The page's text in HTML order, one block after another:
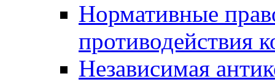
Нормативные
противодействия
Независимая